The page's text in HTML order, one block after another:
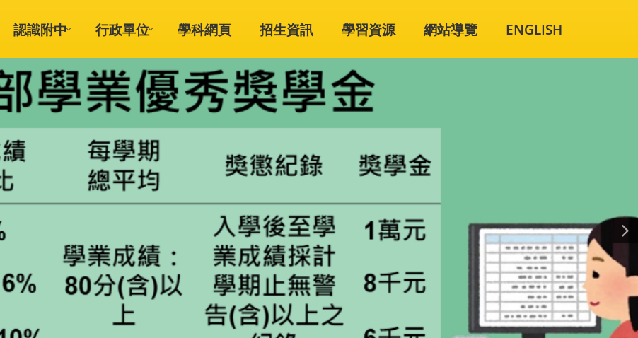
認識附中 行政單位 學科網頁 招生資訊 學習資源 網站導覽 ENGLISH